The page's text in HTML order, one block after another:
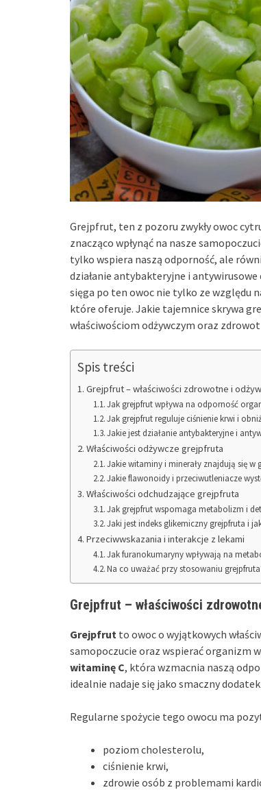
Grejpfrut, ten z pozoru zwykły owoc
znacząco wpłynąć na nasze
tylko wspiera naszą odporność, ale
działanie antybakteryjne i
sięga po ten owoc nie tylko ze względu
które oferuje. Jakie tajemnice skrywa
właściwościom odżywczym oraz
Spis treści
Grejpfrut – właściwości zdrowotne i
Jak grejpfrut wpływa na odporność
Jak grejpfrut reguluje ciśnienie krwi i
Jakie jest działanie antybakteryjne i
Właściwości odżywcze grejpfruta
Jakie witaminy i minerały znajdują się w
Jakie flawonoidy i przeciwutleniacze
Właściwości odchudzające grejpfruta
Jak grejpfrut wspomaga metabolizm i
Jaki jest indeks glikemiczny grejpfruta i
Przeciwwskazania i interakcje z lekami
Jak furanokumaryny wpływają na
Na co uważać przy stosowaniu
Grejpfrut – właściwości
Grejpfrut to owoc o wyjątkowych
samopoczucie oraz wspierać organizm
witaminę C, która wzmacnia naszą
idealnie nadaje się jako smaczny
Regularne spożycie tego owocu ma
poziom cholesterolu,
ciśnienie krwi,
zdrowie osób z problemami